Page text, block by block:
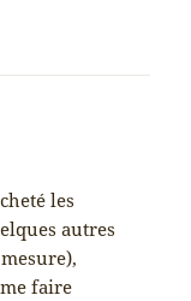
les
autres
faire